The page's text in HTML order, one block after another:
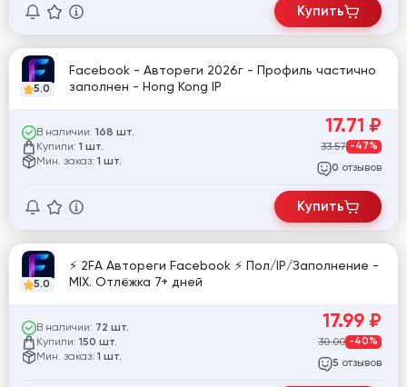
Купить
5.0
Facebook - Автореги 2026г - Профиль частично
заполнен - Hong Kong IP
В наличии: 168 шт.
Купили: 1 шт.
Мин. заказ: 1 шт.
17.71 ₽
33.57 -47%
0 отзывов
Купить
5.0
⚡️ 2FA Автореги Facebook ⚡️ Пол/IP/Заполнение -
MIX. Отлёжка 7+ дней
В наличии: 72 шт.
Купили: 150 шт.
Мин. заказ: 1 шт.
17.99 ₽
30.00 -40%
5 отзывов